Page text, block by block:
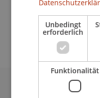
emely.werner@uni.li
Universität Liechtenstein
Unbedingt
erforderlich
Funktionalität